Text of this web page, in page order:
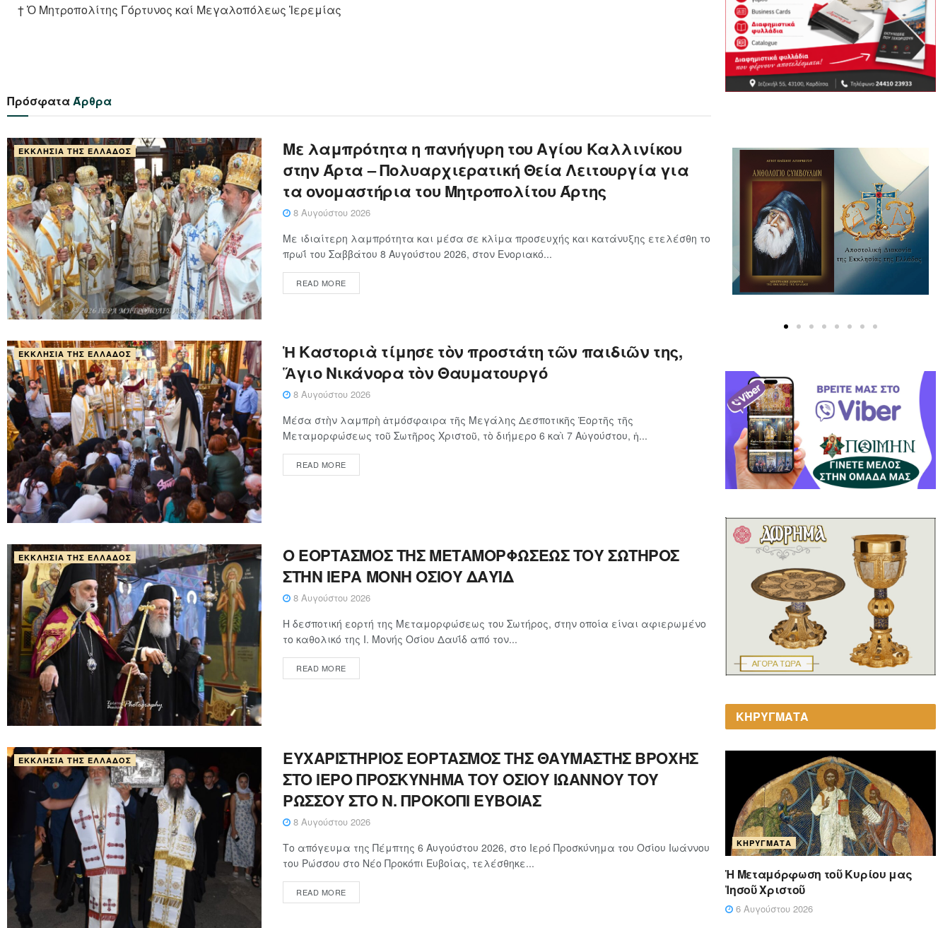
† Ὁ Μητροπολίτης Γόρτυνος καί Μεγαλοπόλεως Ἰερεμίας
ΠρόσφαταΆρθρα
ΕΚΚΛΗΣΊΑ ΤΗΣ ΕΛΛΆΔΟΣ
Με λαμπρότητα η πανήγυρη του Αγίου Καλλινίκου
στην Άρτα – Πολυαρχιερατική Θεία Λειτουργία για
τα ονομαστήρια του Μητροπολίτου Άρτης
8 Αυγούστου 2026
Με ιδιαίτερη λαμπρότητα και μέσα σε κλίμα προσευχής και κατάνυξης ετελέσθη το
πρωΐ του Σαββάτου 8 Αυγούστου 2026, στον Ενοριακό...
READ MORE
ΕΚΚΛΗΣΊΑ ΤΗΣ ΕΛΛΆΔΟΣ
Ἡ Καστοριὰ τίμησε τὸν προστάτη τῶν παιδιῶν της,
Ἅγιο Νικάνορα τὸν Θαυματουργό
8 Αυγούστου 2026
Μέσα στὴν λαμπρὴ ἀτμόσφαιρα τῆς Μεγάλης Δεσποτικῆς Ἑορτῆς τῆς
Μεταμορφώσεως τοῦ Σωτῆρος Χριστοῦ, τὸ διήμερο 6 καὶ 7 Αὐγούστου, ἡ...
READ MORE
ΕΚΚΛΗΣΊΑ ΤΗΣ ΕΛΛΆΔΟΣ
Ο ΕΟΡΤΑΣΜΟΣ ΤΗΣ ΜΕΤΑΜΟΡΦΩΣΕΩΣ ΤΟΥ ΣΩΤΗΡΟΣ
ΣΤΗΝ ΙΕΡΑ ΜΟΝΗ ΟΣΙΟΥ ΔΑΥΪΔ
8 Αυγούστου 2026
Η δεσποτική εορτή της Μεταμορφώσεως του Σωτήρος, στην οποία είναι αφιερωμένο
το καθολικό της Ι. Μονής Οσίου Δαυΐδ από τον...
READ MORE
ΕΚΚΛΗΣΊΑ ΤΗΣ ΕΛΛΆΔΟΣ
ΕΥΧΑΡΙΣΤΗΡΙΟΣ ΕΟΡΤΑΣΜΟΣ ΤΗΣ ΘΑΥΜΑΣΤΗΣ ΒΡΟΧΗΣ
ΣΤΟ ΙΕΡΟ ΠΡΟΣΚΥΝΗΜΑ ΤΟΥ ΟΣΙΟΥ ΙΩΑΝΝΟΥ ΤΟΥ
ΡΩΣΣΟΥ ΣΤΟ Ν. ΠΡΟΚΟΠΙ ΕΥΒΟΙΑΣ
8 Αυγούστου 2026
Το απόγευμα της Πέμπτης 6 Αυγούστου 2026, στο Ιερό Προσκύνημα του Οσίου Ιωάννου
του Ρώσσου στο Νέο Προκόπι Ευβοίας, τελέσθηκε...
READ MORE
ΚΗΡΥΓΜΑΤΑ
ΚΗΡΎΓΜΑΤΑ
Ἡ Μεταμόρφωση τοῦ Κυρίου μας
Ἰησοῦ Χριστοῦ
6 Αυγούστου 2026